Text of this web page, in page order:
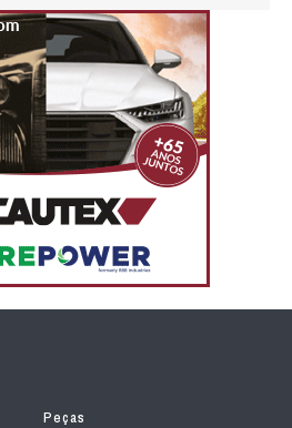
Peças